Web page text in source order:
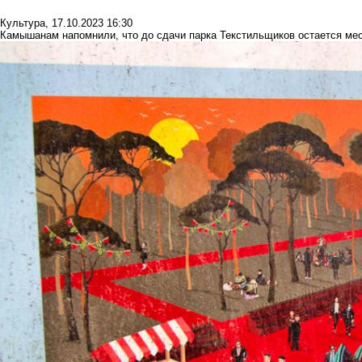
Культура, 17.10.2023 16:30
Камышанам напомнили, что до сдачи парка Текстильщиков остается